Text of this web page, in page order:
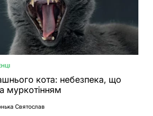
кота: небезпека, що
муркотінням
Святослав